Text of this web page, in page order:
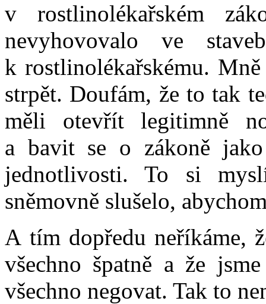
v rostlinolékařském
nevyhovovalo ve
k rostlinolékařskému.
strpět. Doufám, že to tak
měli otevřít legitimně
a bavit se o zákoně
jednotlivosti. To si
sněmovně slušelo,
A tím dopředu neříkáme,
všechno špatně a že
všechno negovat. Tak to